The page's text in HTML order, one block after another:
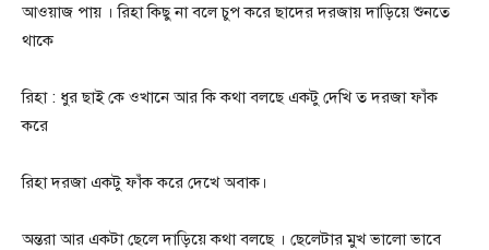
আওয়াজ পায় । রিহা কিছু না বলে চুপ করে ছাদের দরজায় দাড়িয়ে শুনতে
থাকে
রিহা : ধুর ছাই কে ওখানে আর কি কথা বলছে একটু দেখি ত দরজা ফাঁক
করে
রিহা দরজা একটু ফাঁক করে দেখে অবাক।
অন্তরা আর একটা ছেলে দাড়িয়ে কথা বলছে । ছেলেটার মুখ ভালো ভাবে